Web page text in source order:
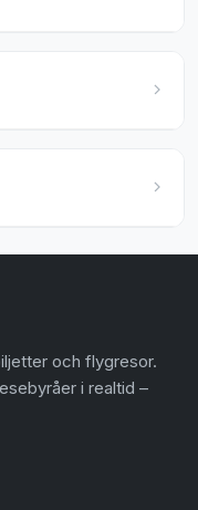
och flygresor.
i realtid –